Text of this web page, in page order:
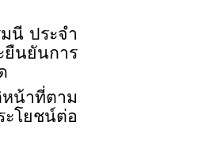
นี ประจำ
ยืนยันการ
น้าที่ตาม
โยชน์ต่อ